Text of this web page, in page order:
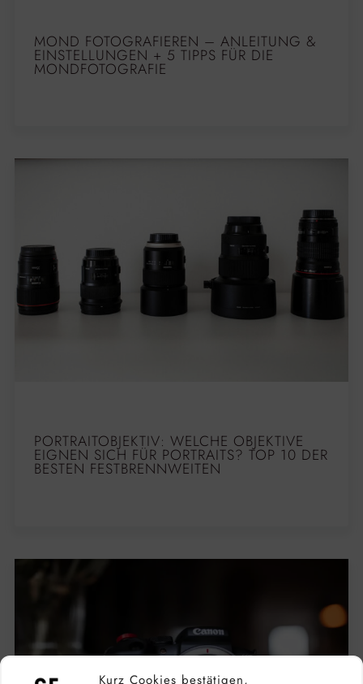
Kurz Cookies bestätigen,
MOND FOTOGRAFIEREN – ANLEITUNG &
EINSTELLUNGEN + 5 TIPPS FÜR DIE
MONDFOTOGRAFIE
PORTRAITOBJEKTIV: WELCHE OBJEKTIVE
EIGNEN SICH FÜR PORTRAITS? TOP 10 DER
BESTEN FESTBRENNWEITEN